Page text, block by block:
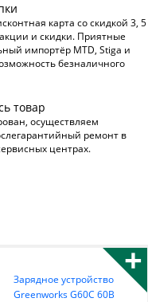
карта со скидкой 3, 5
и скидки. Приятные
импортёр MTD, Stiga и
безналичного
товар
осуществляем
ремонт в
центрах.
+
Зарядное устройство
Greenworks G60C 60В